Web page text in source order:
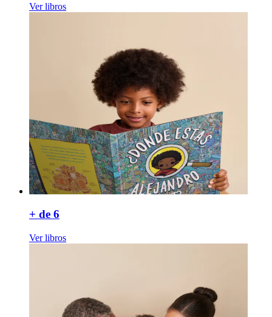
Ver libros
+ de 6
Ver libros